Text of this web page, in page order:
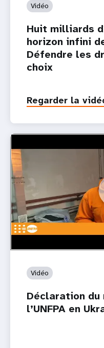
Vidéo
Huit milliards
horizon infini
Défendre les
choix
Regarder la
Vidéo
Déclaration
l’UNFPA en